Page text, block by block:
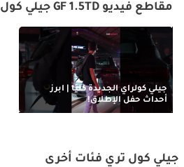
مقاطع فيديو GF 1.5TD جيلي كول تري
جيلي كولراي الجديدة كليًا | أبرز
أحداث حفل الإطلاق!
جيلي كول تري فئات أخرى